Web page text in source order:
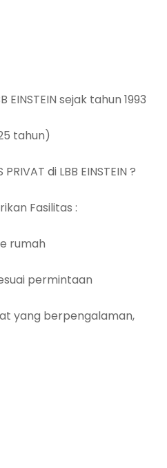
EINSTEIN sejak tahun 1993
tahun)
di LBB EINSTEIN ?
Fasilitas :
rumah
permintaan
yang berpengalaman,